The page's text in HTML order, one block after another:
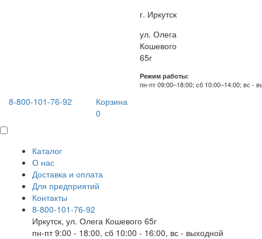
г. Иркутск
ул. Олега
Кошевого
65г
Режим работы:
пн-пт 09:00–18:00; сб 10:00–14:00; вс -
8-800-101-76-92
Корзина
0
Каталог
О нас
Доставка и оплата
Для предприятий
Контакты
8-800-101-76-92
Иркутск, ул. Олега Кошевого 65г
пн-пт 9:00 - 18:00, сб 10:00 - 16:00, вс - выходной